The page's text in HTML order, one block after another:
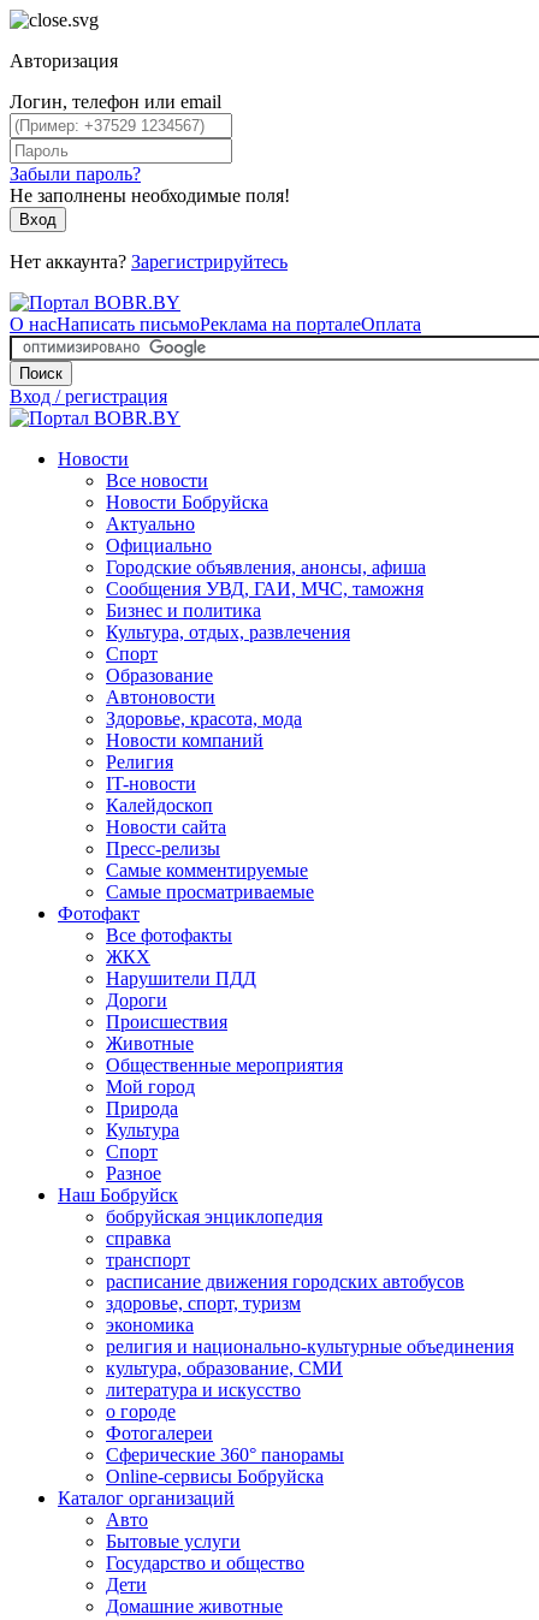
Авторизация
Логин, телефон или email
Забыли пароль?
Не заполнены необходимые поля!
Вход
Нет аккаунта? Зарегистрируйтесь
О насНаписать письмоРеклама на порталеОплата
Поиск
Вход / регистрация
Новости
Все новости
Новости Бобруйска
Актуально
Официально
Городские объявления, анонсы, афиша
Сообщения УВД, ГАИ, МЧС, таможня
Бизнес и политика
Культура, отдых, развлечения
Спорт
Образование
Автоновости
Здоровье, красота, мода
Новости компаний
Религия
IT-новости
Калейдоскоп
Новости сайта
Пресс-релизы
Самые комментируемые
Самые просматриваемые
Фотофакт
Все фотофакты
ЖКХ
Нарушители ПДД
Дороги
Происшествия
Животные
Общественные мероприятия
Мой город
Природа
Культура
Спорт
Разное
Наш Бобруйск
бобруйская энциклопедия
справка
транспорт
расписание движения городских автобусов
здоровье, спорт, туризм
экономика
религия и национально-культурные объединения
культура, образование, СМИ
литература и искусство
о городе
Фотогалереи
Сферические 360° панорамы
Online-сервисы Бобруйска
Каталог организаций
Авто
Бытовые услуги
Государство и общество
Дети
Домашние животные